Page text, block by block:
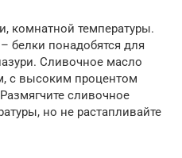
комнатной температуры.
белки понадобятся для
Сливочное масло
с высоким процентом
сливочное
но не растапливайте